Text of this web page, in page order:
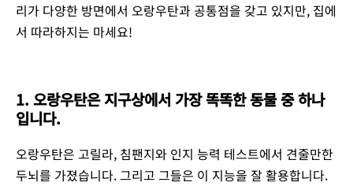
리가 다양한 방면에서 오랑우탄과 공통점을 갖고 있지만, 집에
서 따라하지는 마세요!
1. 오랑우탄은 지구상에서 가장 똑똑한 동물 중 하나
입니다.
오랑우탄은 고릴라, 침팬지와 인지 능력 테스트에서 견줄만한
두뇌를 가졌습니다. 그리고 그들은 이 지능을 잘 활용합니다.